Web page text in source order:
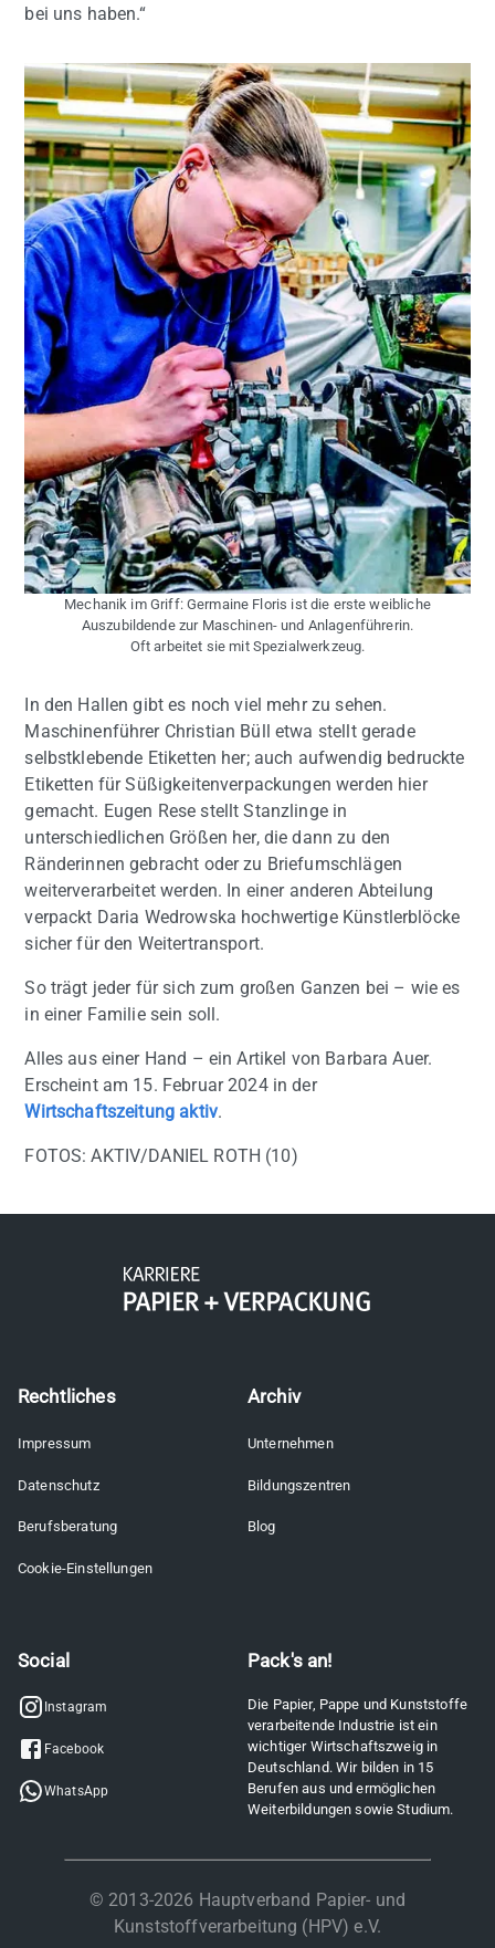
bei uns haben.“
Mechanik im Griff: Germaine Floris ist die erste weibliche
Auszubildende zur Maschinen- und Anlagenführerin.
Oft arbeitet sie mit Spezialwerkzeug.
In den Hallen gibt es noch viel mehr zu sehen.
Maschinenführer Christian Büll etwa stellt gerade
selbstklebende Etiketten her; auch aufwendig bedruckte
Etiketten für Süßigkeitenverpackungen werden hier
gemacht. Eugen Rese stellt Stanzlinge in
unterschiedlichen Größen her, die dann zu den
Ränderinnen gebracht oder zu Briefumschlägen
weiterverarbeitet werden. In einer anderen Abteilung
verpackt Daria Wedrowska hochwertige Künstlerblöcke
sicher für den Weitertransport.
So trägt jeder für sich zum großen Ganzen bei – wie es
in einer Familie sein soll.
Alles aus einer Hand – ein Artikel von Barbara Auer.
Erscheint am 15. Februar 2024 in der
Wirtschaftszeitung aktiv.
FOTOS: AKTIV/DANIEL ROTH (10)
Rechtliches
Impressum
Datenschutz
Berufsberatung
Cookie-Einstellungen
Archiv
Unternehmen
Bildungszentren
Blog
Social
Instagram
Facebook
WhatsApp
Pack's an!
Die Papier, Pappe und Kunststoffe
verarbeitende Industrie ist ein
wichtiger Wirtschaftszweig in
Deutschland. Wir bilden in 15
Berufen aus und ermöglichen
Weiterbildungen sowie Studium.
© 2013-2026 Hauptverband Papier- und
Kunststoffverarbeitung (HPV) e.V.